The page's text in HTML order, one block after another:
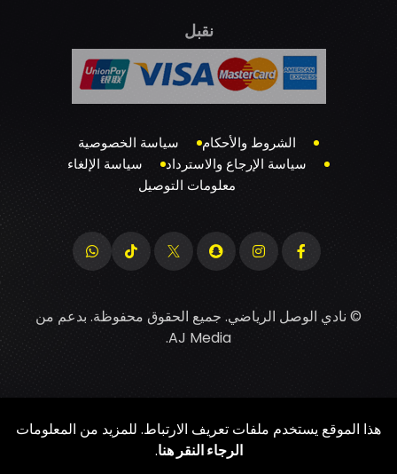
نقبل
الشروط والأحكام
سياسة الخصوصية
سياسة الإرجاع والاسترداد
سياسة الإلغاء
معلومات التوصيل
© نادي الوصل الرياضي. جميع الحقوق محفوظة. بدعم من
AJ Media
.
هذا الموقع يستخدم ملفات تعريف الارتباط. للمزيد من المعلومات
الرجاء النقر هنا.